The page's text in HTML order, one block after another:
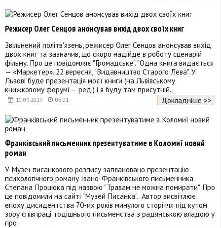
10.09.2019 08:01
Режисер Олег Сенцов анонсував вихід двох своїх книг
Звільнений політв'язень, режисер Олег Сенцов анонсував вихід
двох книг та зазначив, що скоро надійде в роботу сценарій
фільму. Про це повідомляє "Громадське". "Одна книга видається
— «Маркетер». 22 вересня, "Видавництво Старого Лева". У
Львові буде презентація моєї книги (на Львівському
книжковому форумі — ред.) і я буду там присутній.
Докладніше >>
Франківський письменник презентуватиме в Коломиї новий
роман
У Музеї писанкового розпису заплановано презентацію
психологічного роману Івано-Франківського письменника
Степана Процюка під назвою "Травам не можна помирати". Про
це повідомили на сайті "Музей Писанка". Автор висвітлює
епоху дисидентства 70-их років минулого сторіччя під кутом
зору співпраці тодішнього письменства з радянською владою у
про